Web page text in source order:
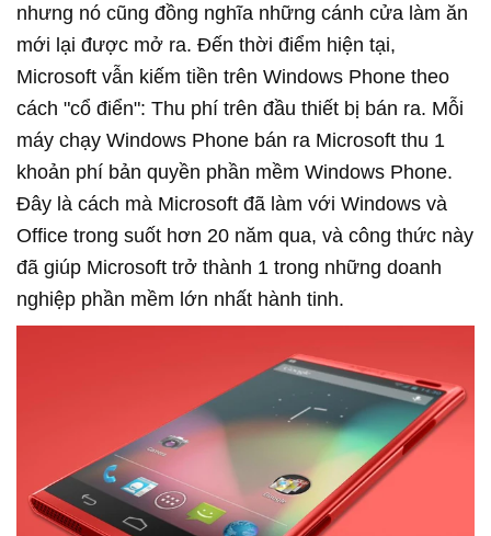
nhưng nó cũng đồng nghĩa những cánh cửa làm ăn
mới lại được mở ra. Đến thời điểm hiện tại,
Microsoft vẫn kiếm tiền trên Windows Phone theo
cách "cổ điển": Thu phí trên đầu thiết bị bán ra. Mỗi
máy chạy Windows Phone bán ra Microsoft thu 1
khoản phí bản quyền phần mềm Windows Phone.
Đây là cách mà Microsoft đã làm với Windows và
Office trong suốt hơn 20 năm qua, và công thức này
đã giúp Microsoft trở thành 1 trong những doanh
nghiệp phần mềm lớn nhất hành tinh.